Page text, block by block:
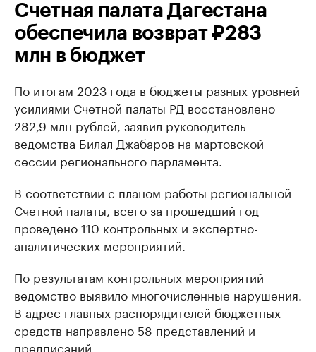
Счетная палата Дагестана
обеспечила возврат ₽283
млн в бюджет
По итогам 2023 года в бюджеты разных уровней
усилиями Счетной палаты РД восстановлено
282,9 млн рублей, заявил руководитель
ведомства Билал Джабаров на мартовской
сессии регионального парламента.
В соответствии с планом работы региональной
Счетной палаты, всего за прошедший год
проведено 110 контрольных и экспертно-
аналитических мероприятий.
По результатам контрольных мероприятий
ведомство выявило многочисленные нарушения.
В адрес главных распорядителей бюджетных
средств направлено 58 представлений и
предписаний.